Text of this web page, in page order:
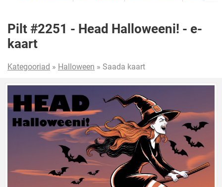
Pilt #2251 - Head Halloweeni! - e-
kaart
Kategooriad » Halloween » Saada kaart